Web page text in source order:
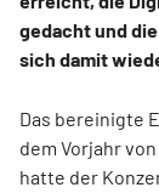
gedacht und
sich damit
Das bereinigte
dem Vorjahr
hatte der